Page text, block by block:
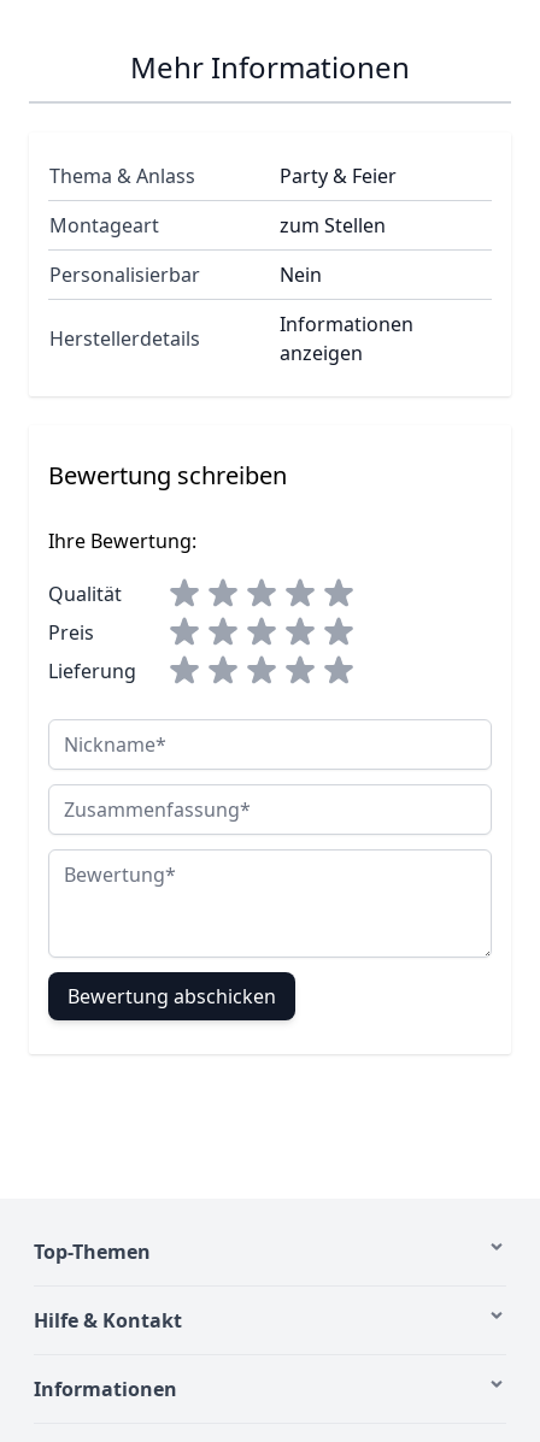
Mehr Informationen
Thema & Anlass
Party & Feier
Montageart
zum Stellen
Personalisierbar
Nein
Herstellerdetails
Informationen
anzeigen
Bewertung schreiben
Ihre Bewertung:
Qualität
Preis
Lieferung
Nickname
Zusammenfassung
Bewertung
Bewertung abschicken
Top-Themen
Hilfe & Kontakt
Informationen